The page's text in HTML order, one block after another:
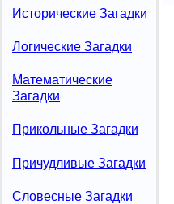
Исторические Загадки
Логические Загадки
Математические
Загадки
Прикольные Загадки
Причудливые Загадки
Словесные Загадки